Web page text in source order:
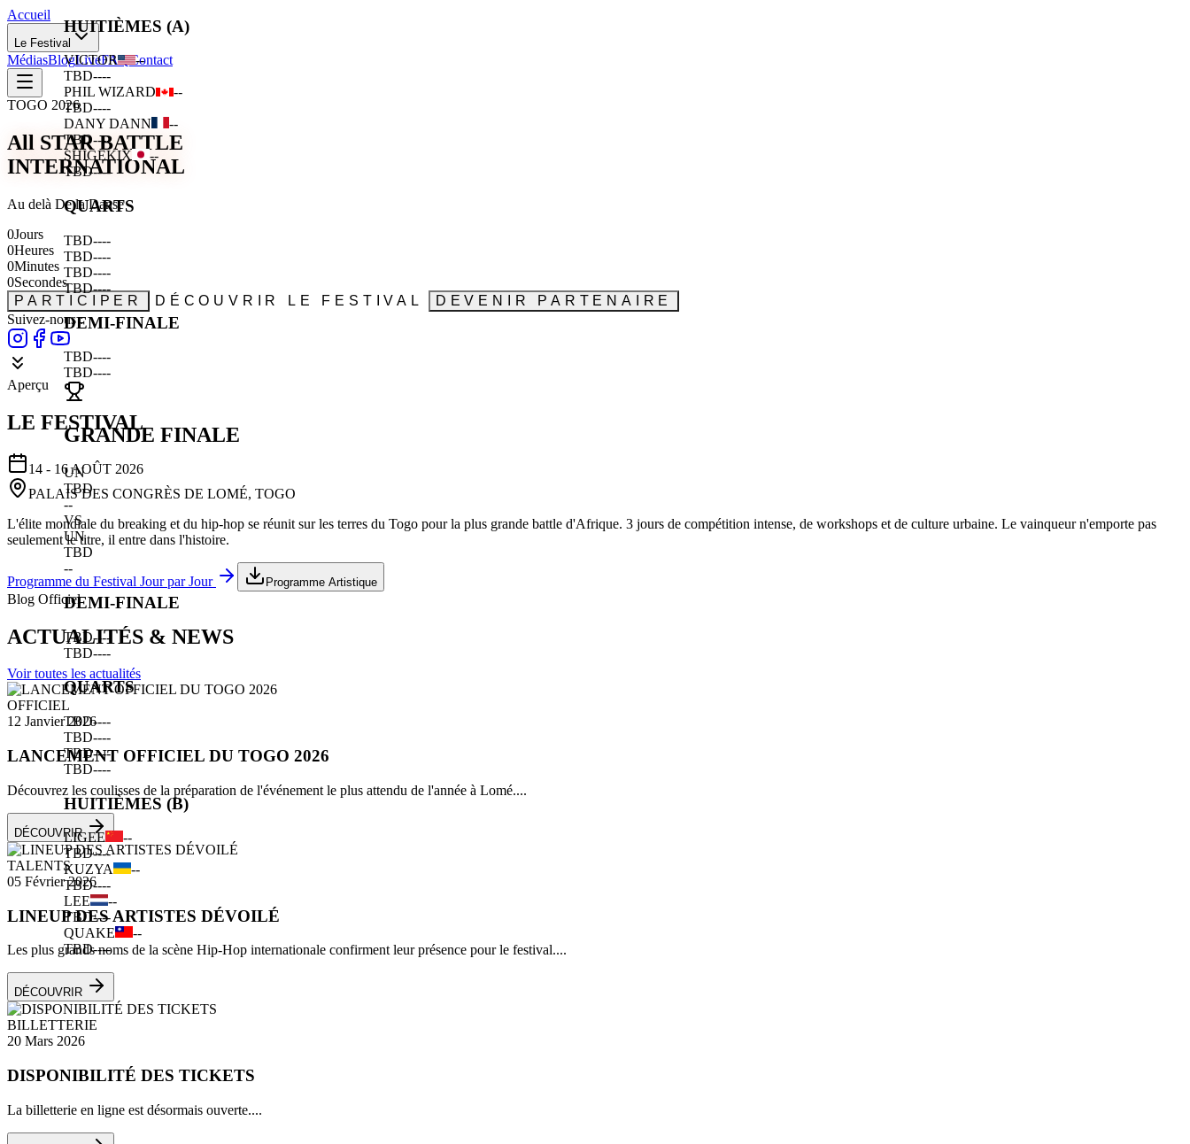
Accueil
Le Festival
MédiasBlogLiveFAQContact
TOGO 2026
All STAR BATTLE
INTERNATIONAL
Au delà De la Danse
0Jours
0Heures
0Minutes
0Secondes
PARTICIPER
DÉCOUVRIR LE FESTIVAL
DEVENIR PARTENAIRE
Suivez-nous :
Aperçu
LE FESTIVAL
14 - 16 AOÛT 2026
PALAIS DES CONGRÈS DE LOMÉ, TOGO
L'élite mondiale du breaking et du hip-hop se réunit sur les terres du Togo pour la plus grande battle d'Afrique. 3 jours de compétition intense, de workshops et de culture urbaine. Le vainqueur n'emporte pas
seulement le titre, il entre dans l'histoire.
Programme du Festival Jour par Jour Programme Artistique
Blog Officiel
ACTUALITÉS & NEWS
Voir toutes les actualités
OFFICIEL
12 Janvier 2026
LANCEMENT OFFICIEL DU TOGO 2026
Découvrez les coulisses de la préparation de l'événement le plus attendu de l'année à Lomé....
DÉCOUVRIR
TALENTS
05 Février 2026
LINEUP DES ARTISTES DÉVOILÉ
Les plus grands noms de la scène Hip-Hop internationale confirment leur présence pour le festival....
DÉCOUVRIR
BILLETTERIE
20 Mars 2026
DISPONIBILITÉ DES TICKETS
La billetterie en ligne est désormais ouverte....
HUITIÈMES (A)
VICTOR
--
TBD----
PHIL WIZARD
--
TBD----
DANY DANN
--
TBD----
SHIGEKIX
--
TBD----
QUARTS
TBD----
TBD----
TBD----
TBD----
DEMI-FINALE
TBD----
TBD----
GRANDE FINALE
UN
TBD
--
VS
UN
TBD
--
DEMI-FINALE
TBD----
TBD----
QUARTS
TBD----
TBD----
TBD----
TBD----
HUITIÈMES (B)
LIGEE
--
TBD----
KUZYA
--
TBD----
LEE
--
TBD----
QUAKE
--
TBD----